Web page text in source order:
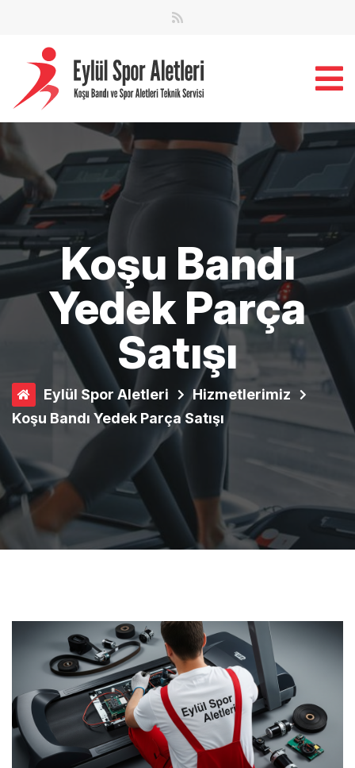
Koşu Bandı
Yedek Parça
Satışı
Eylül Spor Aletleri
Hizmetlerimiz
Koşu Bandı Yedek Parça Satışı